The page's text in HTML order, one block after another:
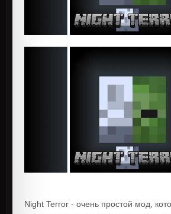
Night Terror - очень простой мод,